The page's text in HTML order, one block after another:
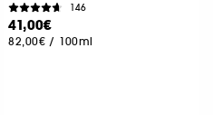
146
41,00€
82,00€ / 100ml